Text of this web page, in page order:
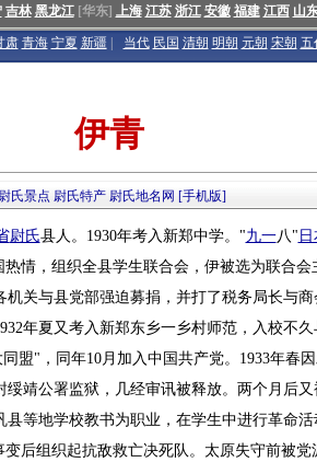
吉林 黑龙江[华东] 上海 江苏 浙江 安徽 福建 江西 山
肃 青海 宁夏 新疆 当代 民国 清朝 明朝 元朝 宋朝 五
伊青
氏景点 尉氏特产 尉氏地名网 [手机版]
尉氏县人。1930年考入新郑中学。"九一八"
情，组织全县学生联合会，伊被选为联合会
关与县党部强迫募捐，并打了税务局长与
年夏又考入新郑东乡一乡村师范，入校不
盟"，同年10月加入中国共产党。1933年春
靖公署监狱，几经审讯被释放。两个月后
县等地学校教书为职业，在学生中进行革命
后组织起抗敌救亡决死队。太原失守前被党